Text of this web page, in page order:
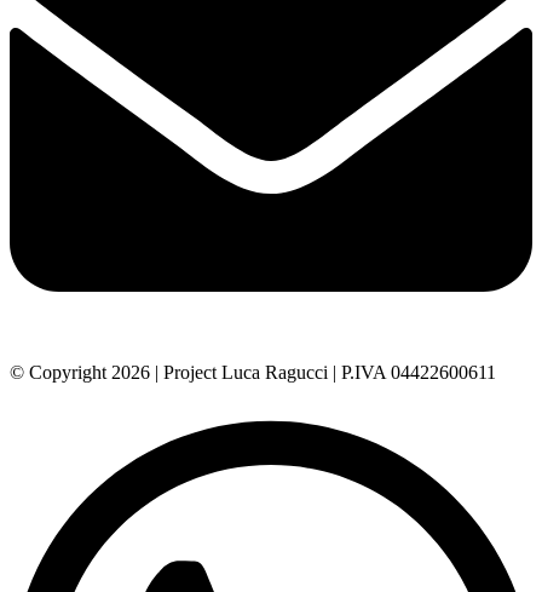
© Copyright 2026 | Project Luca Ragucci | P.IVA 04422600611